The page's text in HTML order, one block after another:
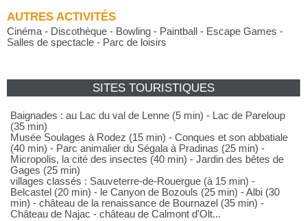
AUTRES ACTIVITÉS
Cinéma - Discothèque - Bowling - Paintball - Escape Games -
Salles de spectacle - Parc de loisirs
SITES TOURISTIQUES
Baignades : au Lac du val de Lenne (5 min) - Lac de Pareloup
(35 min)
Musée Soulages à Rodez (15 min) - Conques et son abbatiale
(40 min) - Parc animalier du Ségala à Pradinas (25 min) -
Micropolis, la cité des insectes (40 min) - Jardin des bêtes de
Gages (25 min)
villages classés : Sauveterre-de-Rouergue (à 15 min) -
Belcastel (20 min) - le Canyon de Bozouls (25 min) - Albi (30
min) - château de la renaissance de Bournazel (35 min) -
Château de Najac - château de Calmont d'Olt...